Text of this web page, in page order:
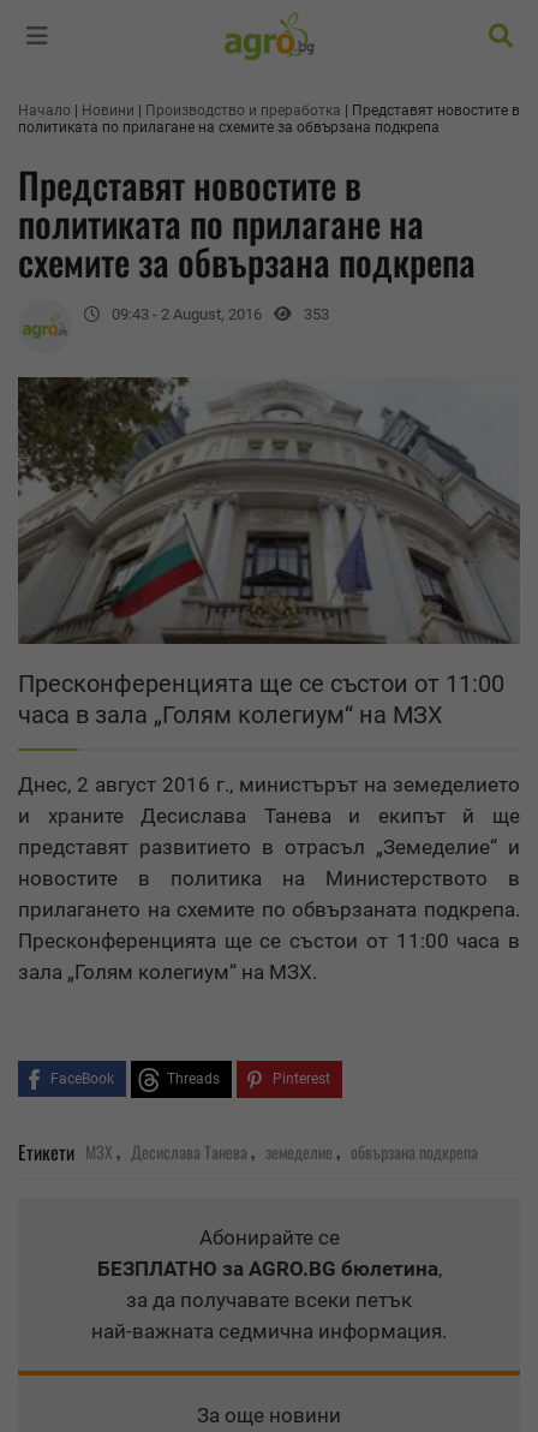
Начало Новини Производство и преработка
Представят новостите в
политиката по прилагане на схемите за обвързана подкрепа
Представят новостите в
политиката по прилагане на
схемите за обвързана подкрепа
09:43 - 2 August, 2016 353
Пресконференцията ще се състои от 11:00
часа в зала „Голям колегиум“ на МЗХ
Днес, 2 август 2016 г., министърът на земеделието
и храните Десислава Танева и екипът й ще
представят развитието в отрасъл „Земеделие“ и
новостите в политика на Министерството в
прилагането на схемите по обвързаната подкрепа.
Пресконференцията ще се състои от 11:00 часа в
зала „Голям колегиум“ на МЗХ.
FaceBook Threads Pinterest
Етикети МЗХ, Десислава Танева, земеделие, обвързана подкрепа
Абонирайте се
БЕЗПЛАТНО за AGRO.BG бюлетина,
за да получавате всеки петък
най-важната седмична информация.
За още новини